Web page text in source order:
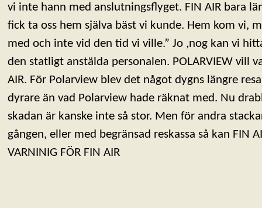
vi inte hann med anslutningsflyget. FIN AIR bara
fick ta oss hem själva bäst vi kunde. Hem kom vi,
med och inte vid den tid vi ville.” Jo ,nog kan vi
den statligt anstälda personalen. POLARVIEW vill
AIR. För Polarview blev det något dygns längre
dyrare än vad Polarview hade räknat med. Nu
skadan är kanske inte så stor. Men för andra
gången, eller med begränsad reskassa så kan FIN
VARNINIG FÖR FIN AIR